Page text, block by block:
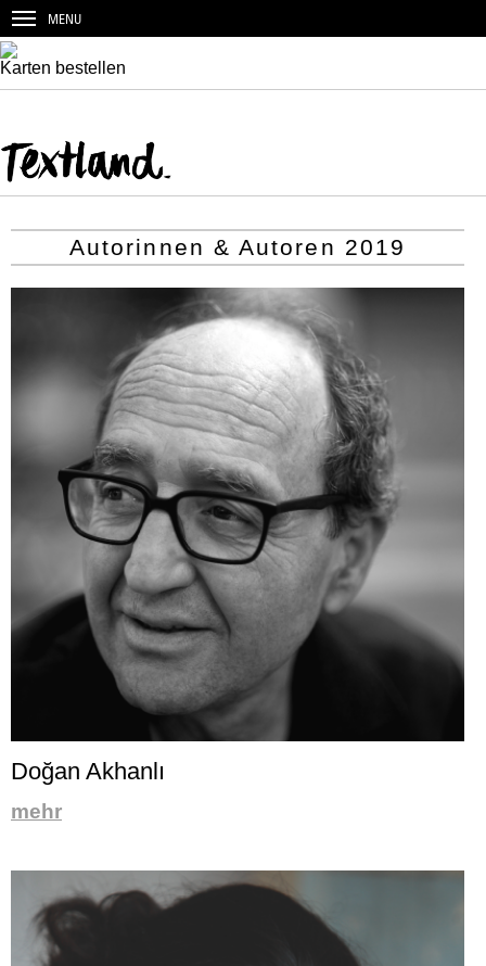
Newsletter bestellen
Textland auf Facebook
Karten bestellen
MENU
Autorinnen & Autoren 2019
Doğan Akhanlı
mehr